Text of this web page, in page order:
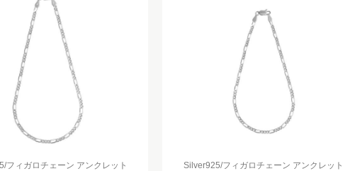
フィガロチェーン アンクレット
Silver925/フィガロチェーン アンクレット